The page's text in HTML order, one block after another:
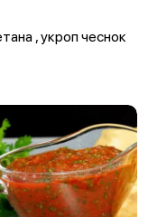
, укроп чеснок